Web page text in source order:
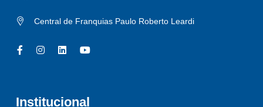
Central de Franquias Paulo Roberto Leardi
Institucional